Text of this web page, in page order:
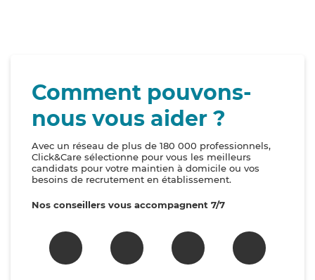
Comment pouvons-
nous vous aider ?
Avec un réseau de plus de 180 000 professionnels,
Click&Care sélectionne pour vous les meilleurs
candidats pour votre maintien à domicile ou vos
besoins de recrutement en établissement.
Nos conseillers vous accompagnent 7/7